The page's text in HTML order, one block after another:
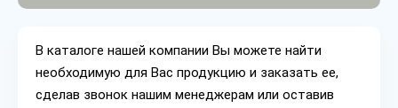
В каталоге нашей компании Вы можете найти
необходимую для Вас продукцию и заказать ее,
сделав звонок нашим менеджерам или оставив